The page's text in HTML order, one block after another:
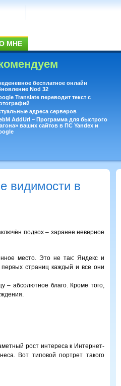
МНЕ
бесплатное онлайн
Nod 32
Translate переводит текст с
адреса серверов
AddUrl – Программа для быстрого
ваших сайтов в ПС Yandex и
вопросы, на которые не может
видимости в
подвох – заранее неверное
место. Это не так: Яндекс и
страниц каждый и все они
– абсолютное благо. Кроме того,
рост интереса к Интернет-
Вот типовой портрет такого